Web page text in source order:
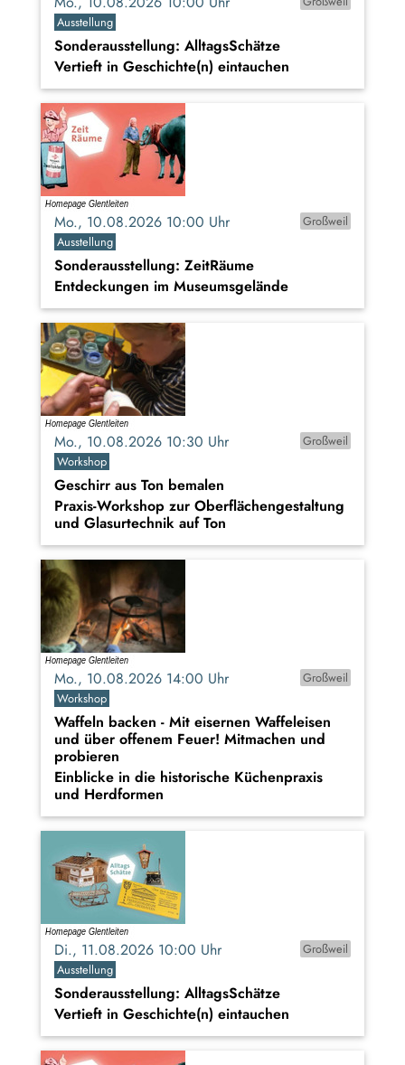
Ausstellung
Sonderausstellung: AlltagsSchätze
Vertieft in Geschichte(n) eintauchen
Mo., 10.08.2026 10:00 Uhr
Großweil
Ausstellung
Sonderausstellung: ZeitRäume
Entdeckungen im Museumsgelände
Mo., 10.08.2026 10:30 Uhr
Großweil
Workshop
Geschirr aus Ton bemalen
Praxis-Workshop zur Oberflächengestaltung
und Glasurtechnik auf Ton
Mo., 10.08.2026 14:00 Uhr
Großweil
Workshop
Waffeln backen - Mit eisernen Waffeleisen
und über offenem Feuer! Mitmachen und
probieren
Einblicke in die historische Küchenpraxis
und Herdformen
Di., 11.08.2026 10:00 Uhr
Großweil
Ausstellung
Sonderausstellung: AlltagsSchätze
Vertieft in Geschichte(n) eintauchen